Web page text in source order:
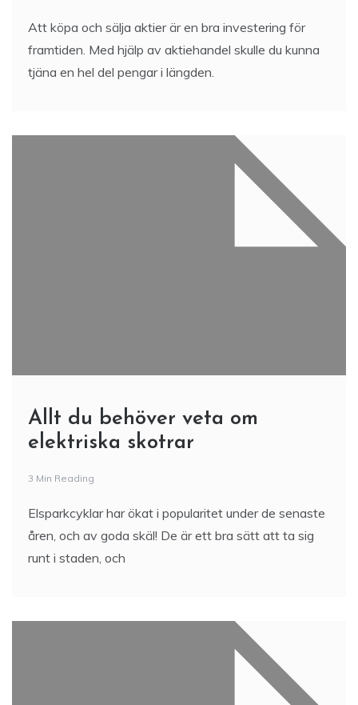
Att köpa och sälja aktier är en bra investering för
framtiden. Med hjälp av aktiehandel skulle du kunna
tjäna en hel del pengar i längden.
Allt du behöver veta om
elektriska skotrar
3 Min Reading
Elsparkcyklar har ökat i popularitet under de senaste
åren, och av goda skäl! De är ett bra sätt att ta sig
runt i staden, och